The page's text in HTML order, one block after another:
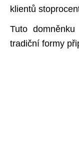
klientů
Tuto
tradiční formy